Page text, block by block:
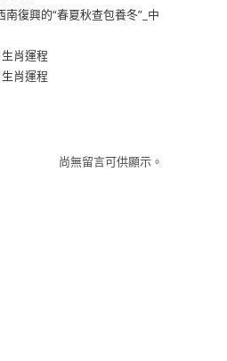
復興的“春夏秋查包養冬”_中
肖運程
肖運程
尚無留言可供顯示。